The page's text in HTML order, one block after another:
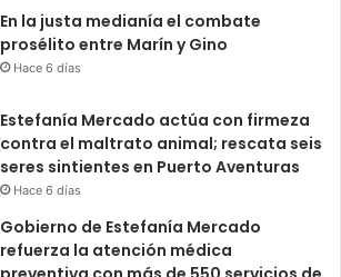
En la justa medianía el combate
prosélito entre Marín y Gino
Hace 6 días
Estefanía Mercado actúa con firmeza
contra el maltrato animal; rescata seis
seres sintientes en Puerto Aventuras
Hace 6 días
Gobierno de Estefanía Mercado
refuerza la atención médica